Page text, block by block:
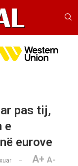
pas tij,
e
eurove
A+ A-